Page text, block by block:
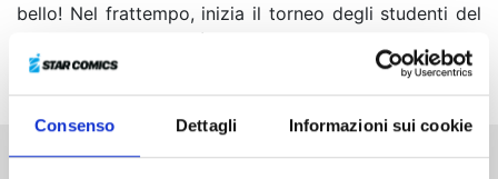
Consenso Dettagli Informazioni sui cookie
bello! Nel frattempo, inizia il torneo degli studenti del
primo anno. Taiki si è allenato duramente in vista di
una nuova sfida contro Yusa, però...